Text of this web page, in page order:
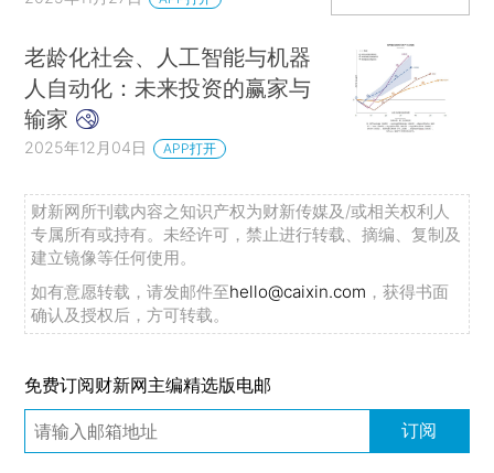
老龄化社会、人工智能与机器
人自动化：未来投资的赢家与
输家
2025年12月04日 APP打开
财新网所刊载内容之知识产权为财新传媒及/或相关权利人
专属所有或持有。未经许可，禁止进行转载、摘编、复制及
建立镜像等任何使用。
如有意愿转载，请发邮件至hello@caixin.com ，获得书面
确认及授权后，方可转载。
免费订阅财新网主编精选版电邮
订阅